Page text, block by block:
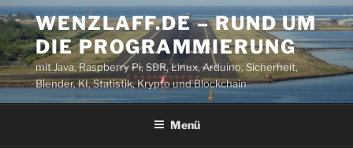
Zum
Inhalt
springen
WENZLAFF.DE – RUND UM
DIE PROGRAMMIERUNG
mit Java, Raspberry Pi, SDR, Linux, Arduino, Sicherheit,
Blender, KI, Statistik, Krypto und Blockchain
Menü